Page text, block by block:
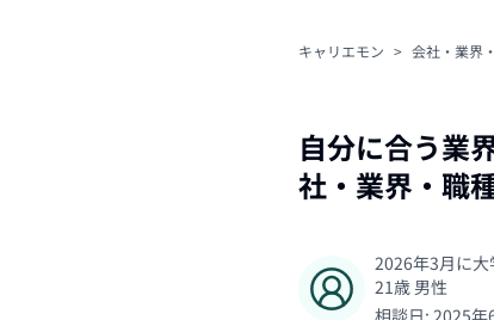
キャリエモン > 会社・業界
自分に合う業
社・業界・職
2026年3月に
21歳 男性